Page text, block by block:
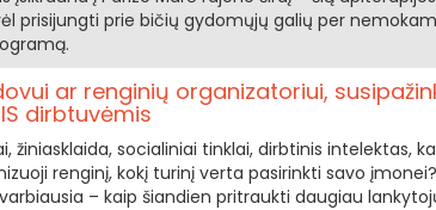
prisijungti prie bičių gydomųjų galių per
ar renginių organizatoriui,
dirbtuvėmis
žiniasklaida, socialiniai tinklai, dirbtinis intelektas,
renginį, kokį turinį verta pasirinkti savo
– kaip šiandien pritraukti daugiau